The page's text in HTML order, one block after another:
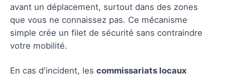
avant un déplacement, surtout dans des zones
que vous ne connaissez pas. Ce mécanisme
simple crée un filet de sécurité sans contraindre
votre mobilité.
En cas d'incident, les commissariats locaux